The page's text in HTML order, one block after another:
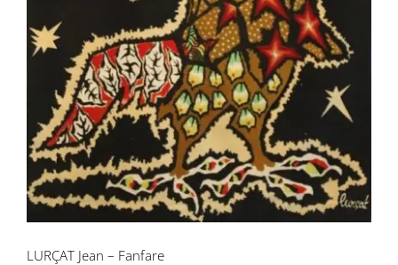
Contactez-nous
LURÇAT Jean – Fanfare